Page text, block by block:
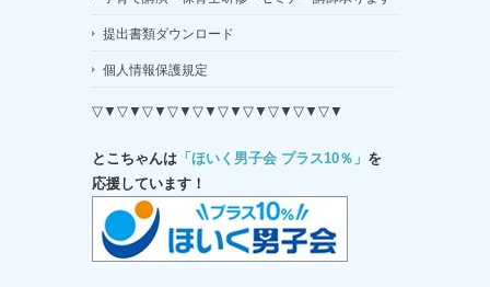
提出書類ダウンロード
個人情報保護規定
▽▼▽▼▽▼▽▼▽▼▽▼▽▼▽▼▽▼▽▼
とこちゃんは 「ほいく男子会 プラス10％」 を
応援しています！